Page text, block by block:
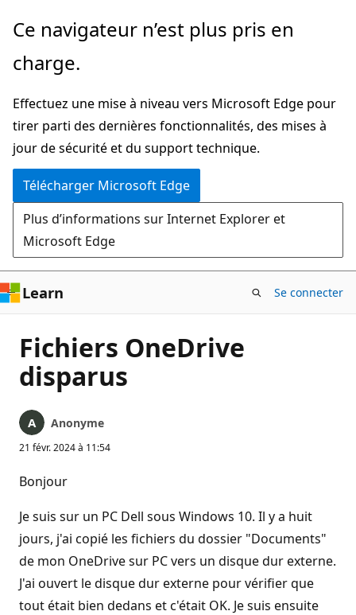
Passer
directement
au
principal
Ce navigateur n’est plus pris en
charge.
Effectuez une mise à niveau vers Microsoft Edge pour
tirer parti des dernières fonctionnalités, des mises à
jour de sécurité et du support technique.
Télécharger Microsoft Edge
Plus d’informations sur Internet Explorer et
Microsoft Edge
Learn Se connecter
Fichiers OneDrive
disparus
Anonyme
21 févr. 2024 à 11:54
Bonjour
Je suis sur un PC Dell sous Windows 10. Il y a huit
jours, j'ai copié les fichiers du dossier "Documents"
de mon OneDrive sur PC vers un disque dur externe.
J'ai ouvert le disque dur externe pour vérifier que
tout était bien dedans et c'était OK. Je suis ensuite